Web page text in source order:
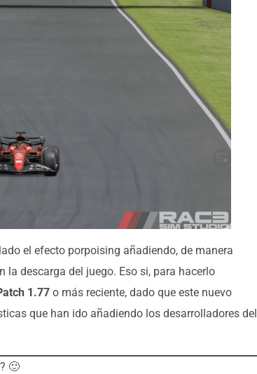
el efecto porpoising añadiendo, de manera
descarga del juego. Eso si, para hacerlo
1.77 o más reciente, dado que este nuevo
que han ido añadiendo los desarrolladores del
🙂